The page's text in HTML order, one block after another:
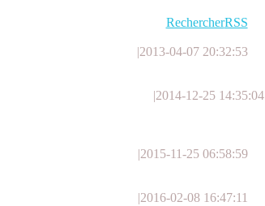
RechercherRSS
|2013-04-07 20:32:53
|2014-12-25 14:35:04
|2015-11-25 06:58:59
|2016-02-08 16:47:11